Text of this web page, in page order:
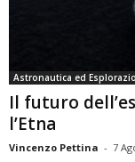
Astronautica ed
Il futuro
l’Etna
Vincenzo Pettina - 7